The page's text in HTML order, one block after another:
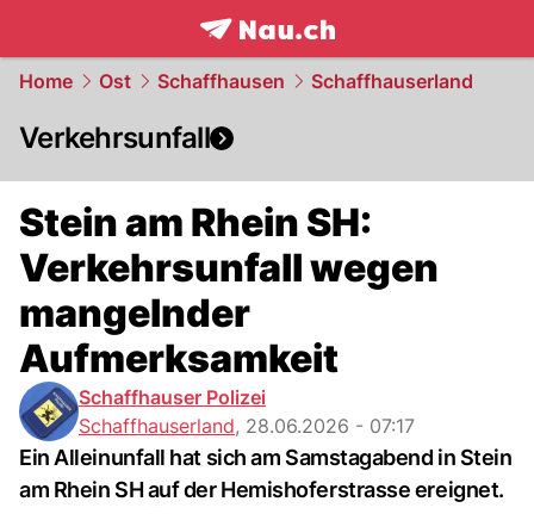
frontpage.NAU.ch
Home Ost Schaffhausen Schaffhauserland
Verkehrsunfall
Stein am Rhein SH:
Verkehrsunfall wegen
mangelnder
Aufmerksamkeit
Schaffhauser Polizei
Schaffhauserland, 28.06.2026 - 07:17
Ein Alleinunfall hat sich am Samstagabend in Stein
am Rhein SH auf der Hemishoferstrasse ereignet.